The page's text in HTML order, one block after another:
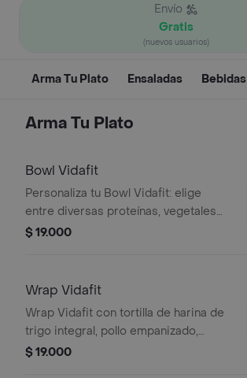
Envío
Gratis
(nuevos usuarios)
Arma Tu Plato Ensaladas Bebidas
Arma Tu Plato
Bowl Vidafit
Personaliza tu Bowl Vidafit: elige
entre diversas proteínas, vegetales
frescos como brócoli y maíz, y
$ 19.000
Wrap Vidafit
Wrap Vidafit con tortilla de harina de
trigo integral, pollo empanizado,
lechuga, maíz y pimientos.
$ 19.000